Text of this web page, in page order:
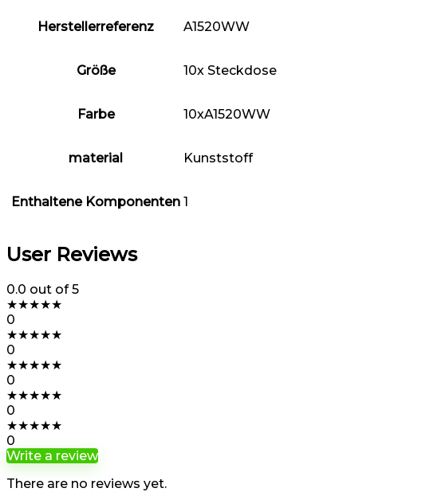
Herstellerreferenz ‎A1520WW
Größe ‎10x Steckdose
Farbe ‎10xA1520WW
material ‎Kunststoff
Enthaltene Komponenten ‎1
User Reviews
0.0 out of 5
★★★★★
0
★★★★★
0
★★★★★
0
★★★★★
0
★★★★★
0
Write a review
There are no reviews yet.